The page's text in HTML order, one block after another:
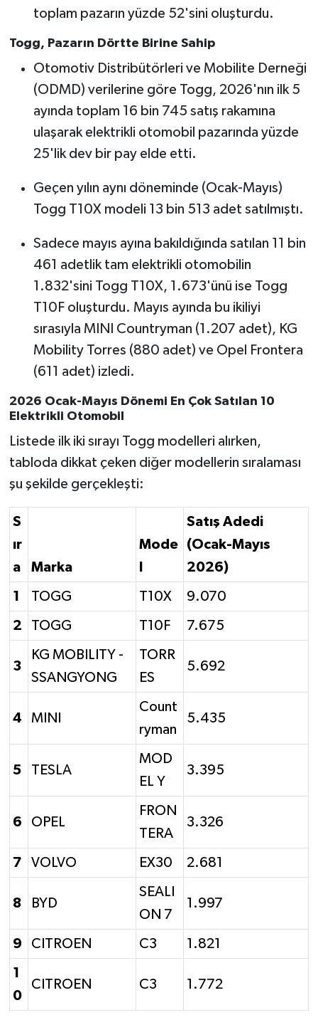
toplam pazarın yüzde 52'sini oluşturdu.
Togg, Pazarın Dörtte Birine Sahip
Otomotiv Distribütörleri ve Mobilite Derneği
(ODMD) verilerine göre Togg, 2026'nın ilk 5
ayında toplam 16 bin 745 satış rakamına
ulaşarak elektrikli otomobil pazarında yüzde
25'lik dev bir pay elde etti.
Geçen yılın aynı döneminde (Ocak-Mayıs)
Togg T10X modeli 13 bin 513 adet satılmıştı.
Sadece mayıs ayına bakıldığında satılan 11 bin
461 adetlik tam elektrikli otomobilin
1.832'sini Togg T10X, 1.673'ünü ise Togg
T10F oluşturdu. Mayıs ayında bu ikiliyi
sırasıyla MINI Countryman (1.207 adet), KG
Mobility Torres (880 adet) ve Opel Frontera
(611 adet) izledi.
2026 Ocak-Mayıs Dönemi En Çok Satılan 10
Elektrikli Otomobil
Listede ilk iki sırayı Togg modelleri alırken,
tabloda dikkat çeken diğer modellerin sıralaması
şu şekilde gerçekleşti:
S
ır
a
Marka
Mode
Satış Adedi
(Ocak-Mayıs
2026)
1 TOGG T10X 9.070
2 TOGG T10F 7.675
3
KG MOBILITY -
SSANGYONG
TORR
ES
5.692
4 MINI
Count
ryman
5.435
5 TESLA
MOD
EL Y
3.395
6 OPEL
FRON
TERA
3.326
7 VOLVO EX30 2.681
8 BYD
SEALI
ON 7
1.997
9 CITROEN C3 1.821
1
0
CITROEN C3 1.772